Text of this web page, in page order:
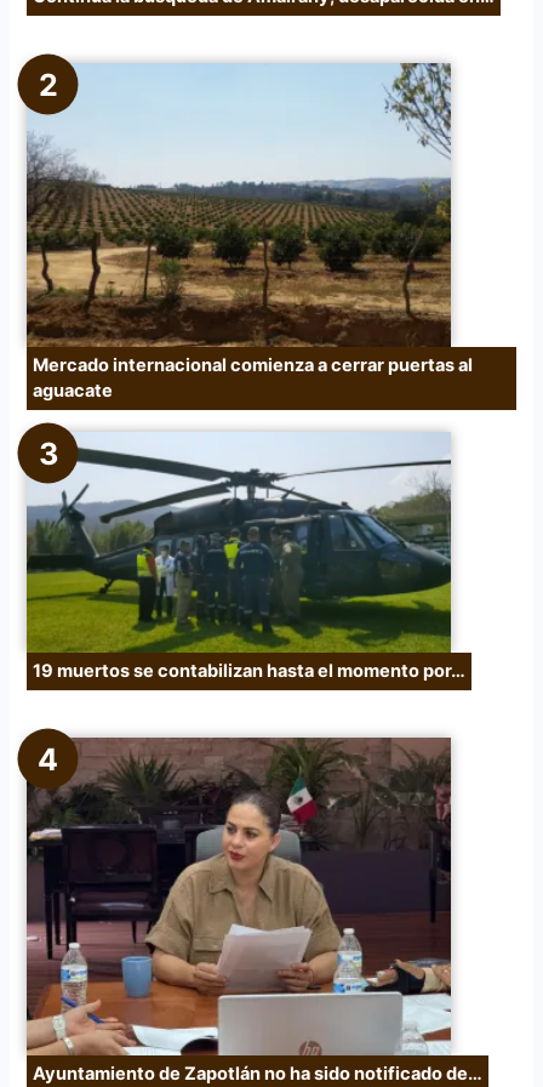
Mercado internacional comienza a cerrar puertas al
aguacate
19 muertos se contabilizan hasta el momento por…
Ayuntamiento de Zapotlán no ha sido notificado de…